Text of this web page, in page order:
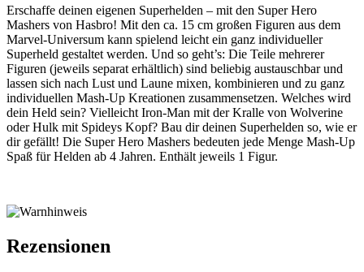
Erschaffe deinen eigenen Superhelden – mit den Super Hero
Mashers von Hasbro! Mit den ca. 15 cm großen Figuren aus dem
Marvel-Universum kann spielend leicht ein ganz individueller
Superheld gestaltet werden. Und so geht’s: Die Teile mehrerer
Figuren (jeweils separat erhältlich) sind beliebig austauschbar und
lassen sich nach Lust und Laune mixen, kombinieren und zu ganz
individuellen Mash-Up Kreationen zusammensetzen. Welches wird
dein Held sein? Vielleicht Iron-Man mit der Kralle von Wolverine
oder Hulk mit Spideys Kopf? Bau dir deinen Superhelden so, wie er
dir gefällt! Die Super Hero Mashers bedeuten jede Menge Mash-Up
Spaß für Helden ab 4 Jahren. Enthält jeweils 1 Figur.
Rezensionen